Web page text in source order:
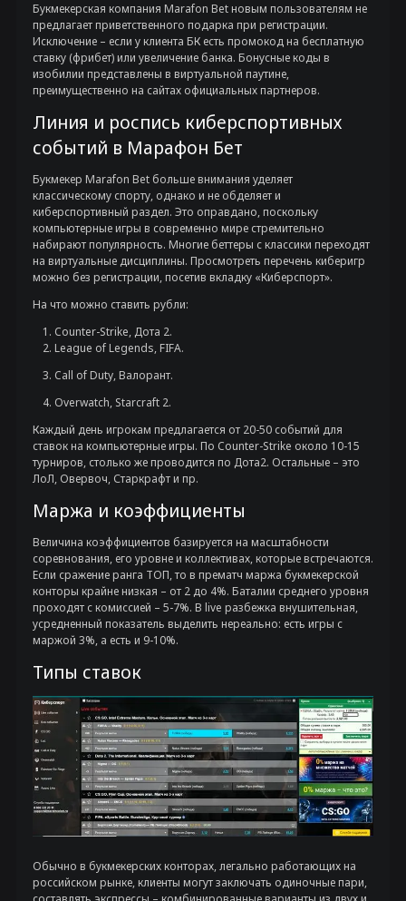
Букмекерская компания Marafon Bet новым пользователям не
предлагает приветственного подарка при регистрации.
Исключение – если у клиента БК есть промокод на бесплатную
ставку (фрибет) или увеличение банка. Бонусные коды в
изобилии представлены в виртуальной паутине,
преимущественно на сайтах официальных партнеров.
Линия и роспись киберспортивных
событий в Марафон Бет
Букмекер Marafon Bet больше внимания уделяет
классическому спорту, однако и не обделяет и
киберспортивный раздел. Это оправдано, поскольку
компьютерные игры в современно мире стремительно
набирают популярность. Многие беттеры с классики переходят
на виртуальные дисциплины. Просмотреть перечень киберигр
можно без регистрации, посетив вкладку «Киберспорт».
На что можно ставить рубли:
Counter-Strike, Дота 2.
League of Legends, FIFA.
Call of Duty, Валорант.
Overwatch, Starcraft 2.
Каждый день игрокам предлагается от 20-50 событий для
ставок на компьютерные игры. По Counter-Strike около 10-15
турниров, столько же проводится по Дота2. Остальные – это
ЛоЛ, Овервоч, Старкрафт и пр.
Маржа и коэффициенты
Величина коэффициентов базируется на масштабности
соревнования, его уровне и коллективах, которые встречаются.
Если сражение ранга ТОП, то в прематч маржа букмекерской
конторы крайне низкая – от 2 до 4%. Баталии среднего уровня
проходят с комиссией – 5-7%. В live разбежка внушительная,
усредненный показатель выделить нереально: есть игры с
маржой 3%, а есть и 9-10%.
Типы ставок
Обычно в букмекерских конторах, легально работающих на
российском рынке, клиенты могут заключать одиночные пари,